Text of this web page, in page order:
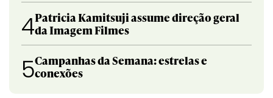
4Patricia Kamitsuji assume direção geral
da Imagem Filmes
5Campanhas da Semana: estrelas e
conexões